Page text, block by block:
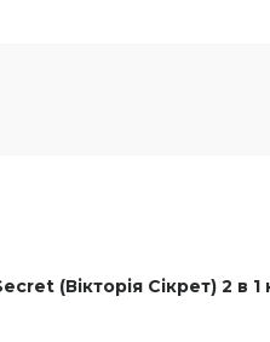
(Вікторія Сікрет) 2 в